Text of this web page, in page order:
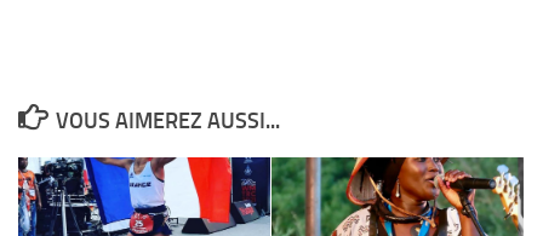
VOUS AIMEREZ AUSSI...